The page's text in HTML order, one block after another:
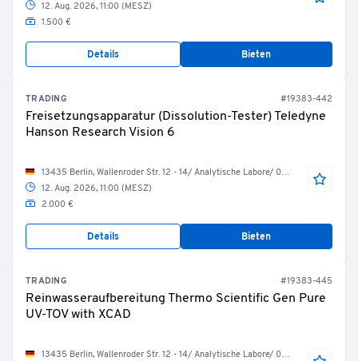
12. Aug. 2026, 11:00 (MESZ)
1.500 €
Details Bieten
TRADING #19383-442
Freisetzungsapparatur (Dissolution-Tester) Teledyne
Hanson Research Vision 6
13435 Berlin, Wallenroder Str. 12 - 14/ Analytische Labore/ 06.10.24 Disso 2
12. Aug. 2026, 11:00 (MESZ)
2.000 €
Details Bieten
TRADING #19383-445
Reinwasseraufbereitung Thermo Scientific Gen Pure
UV-TOV with XCAD
13435 Berlin, Wallenroder Str. 12 - 14/ Analytische Labore/ 06.10.23 Probenvorbereitungslabor